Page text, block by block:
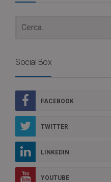
Social Box
FACEBOOK
TWITTER
LINKEDIN
YOUTUBE